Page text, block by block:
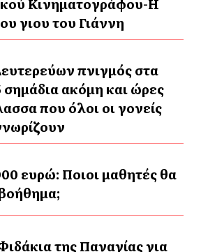
Κινηματογράφου-Η
γιου του Γιάννη
πνιγμός στα
που όλοι οι γονείς
ευρώ: Ποιοι μαθητές θα
της Παναγίας για